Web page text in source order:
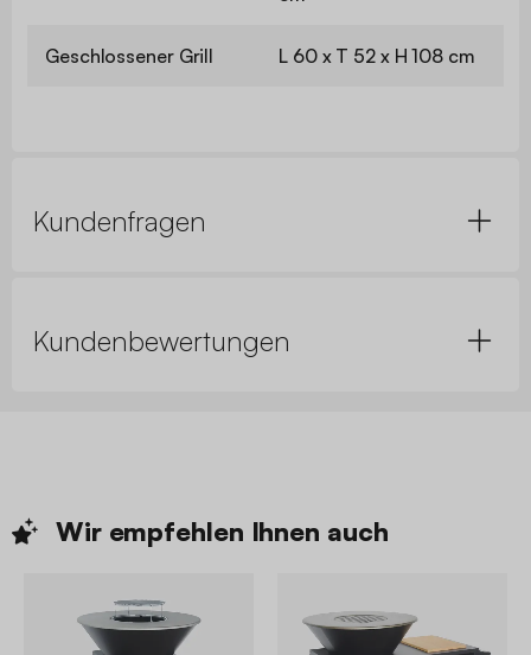
Geschlossener Grill L 60 x T 52 x H 108 cm
Kundenfragen
Kundenbewertungen
Wir empfehlen Ihnen auch